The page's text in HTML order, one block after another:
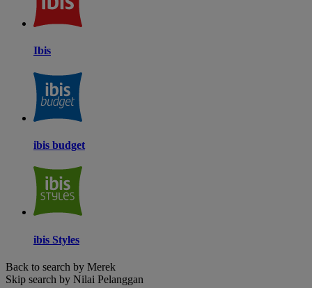
Ibis
ibis budget
ibis Styles
Back to search by Merek
Skip search by Nilai Pelanggan